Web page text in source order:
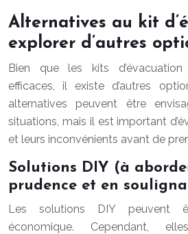
Alternatives au kit
explorer d’autres
Bien que les kits
efficaces, il existe d’autres
alternatives peuvent être
situations, mais il est important
et leurs inconvénients avant de
Solutions DIY (à
prudence et en
Les solutions DIY peuvent
économique. Cependant,